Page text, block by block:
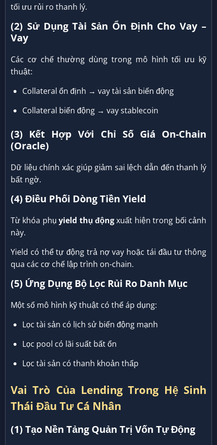
tối ưu rủi ro thanh lý.
(2) Sử Dụng Tài Sản Ổn Định Cho Vay –
Vay
Các cơ chế thường dùng trong mô hình tối ưu kỹ
thuật:
Collateral ổn định → vay tài sản biến động
Collateral biến động → vay stablecoin
(3) Kết Hợp Với Chỉ Số Giá On-Chain
(Oracle)
Dữ liệu chính xác giúp giảm sai lệch dẫn đến thanh lý
bất ngờ.
(4) Điều Phối Dòng Tiền Yield
Từ khóa phụyield thụ độngxuất hiện trong bối cảnh
này.
Yield có thể tự động trả nợ vay hoặc tái đầu tư thông
qua các cơ chế lập trình on-chain.
(5) Ứng Dụng Bộ Lọc Rủi Ro Danh Mục
Một số mô hình kỹ thuật có thể áp dụng:
Lọc tài sản có lịch sử biến động mạnh
Lọc pool có lãi suất bất ổn
Lọc tài sản có thanh khoản thấp
Vai Trò Của Lending Trong Hệ Sinh
Thái Đầu Tư Cá Nhân
(1) Tạo Nền Tảng Quản Trị Vốn Tự Động